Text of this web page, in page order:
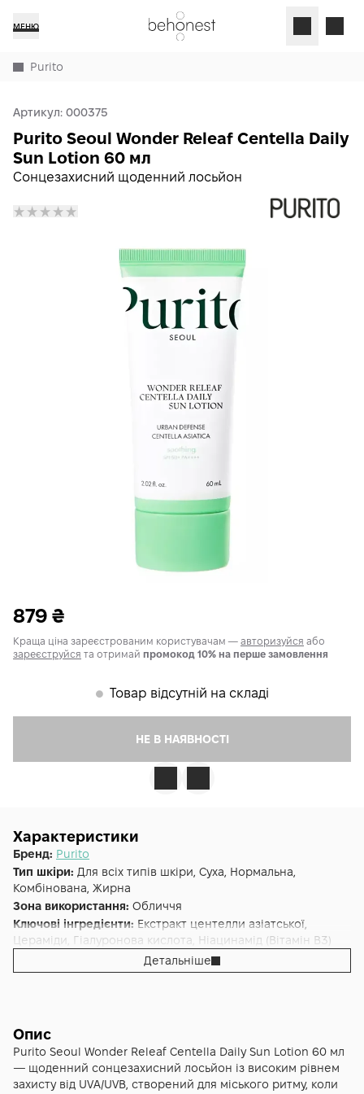
МЕНЮ
Purito
Артикул: 000375
Сонцезахисний щоденний лосьйон
Purito Seoul Wonder Releaf Centella Daily
Sun Lotion 60 мл
879 ₴
Краща ціна зареєстрованим користувачам — авторизуйся або
зареєструйся та отримай промокод 10% на перше замовлення
𒊹 Товар відсутній на складі
НЕ В НАЯВНОСТІ
Характеристики
Бренд: Purito
Тип шкіри: Для всіх типів шкіри, Суха, Нормальна,
Комбінована, Жирна
Зона використання: Обличчя
Ключові інгредієнти: Екстракт центелли азіатської,
Цераміди, Гіалуронова кислота, Ніацинамід (Вітамін B3)
Захист від сонця,Зволоження
Форма випуску:Крем
Альтернативна назва:
Releaf Centella Daily Sun Lotion
Детальніше
Опис
Purito Seoul Wonder Releaf Centella Daily Sun Lotion 60 мл
— щоденний сонцезахисний лосьйон із високим рівнем
захисту від UVA/UVB, створений для міського ритму, коли